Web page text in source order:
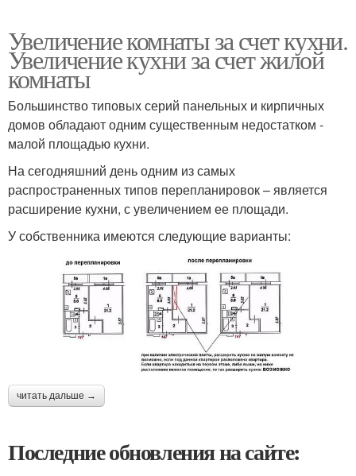
Увеличение комнаты за счет кухни.
Увеличение кухни за счет жилой
комнаты
Большинство типовых серий панельных и кирпичных
домов обладают одним существенным недостатком -
малой площадью кухни.
На сегодняшний день одним из самых
распространенных типов перепланировок – является
расширение кухни, с увеличением ее площади.
У собственника имеются следующие варианты:
читать дальше →
Последние обновления на сайте: